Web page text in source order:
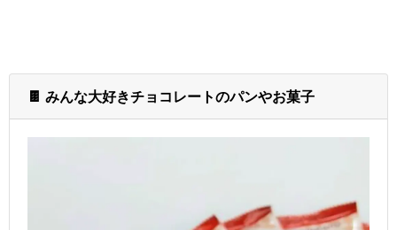
🍫 みんな大好きチョコレートのパンやお菓子